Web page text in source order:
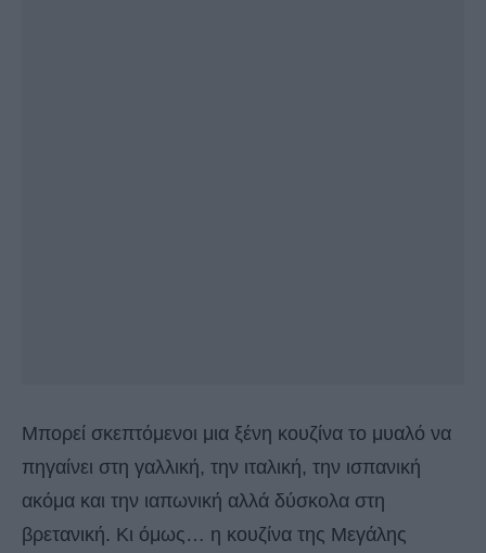
Μπορεί σκεπτόμενοι μια ξένη κουζίνα το μυαλό να
πηγαίνει στη γαλλική, την ιταλική, την ισπανική
ακόμα και την ιαπωνική αλλά δύσκολα στη
βρετανική. Κι όμως… η κουζίνα της Μεγάλης